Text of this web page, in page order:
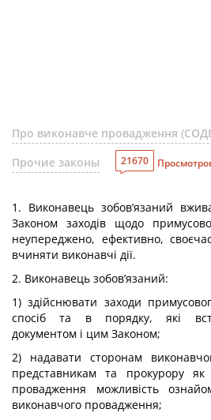
Про виконавче провадження
Прочие законы
21670
1. Виконавець зобов’язаний
Законом заходів щодо
неупереджено, ефективно,
вчиняти виконавчі дії.
2. Виконавець зобов’язаний:
1) здійснювати заходи
спосіб та в порядку, які
документом і цим Законом;
2) надавати сторонам
представникам та прокурору як
провадження можливість
виконавчого провадження;